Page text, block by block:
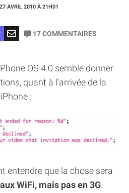
27 AVRIL 2010 À 21H01
17COMMENTAIRES
OS 4.0 semble donner
quant à l'arrivée de la
:
entendre que la chose sera
WiFi, mais pas en 3G.